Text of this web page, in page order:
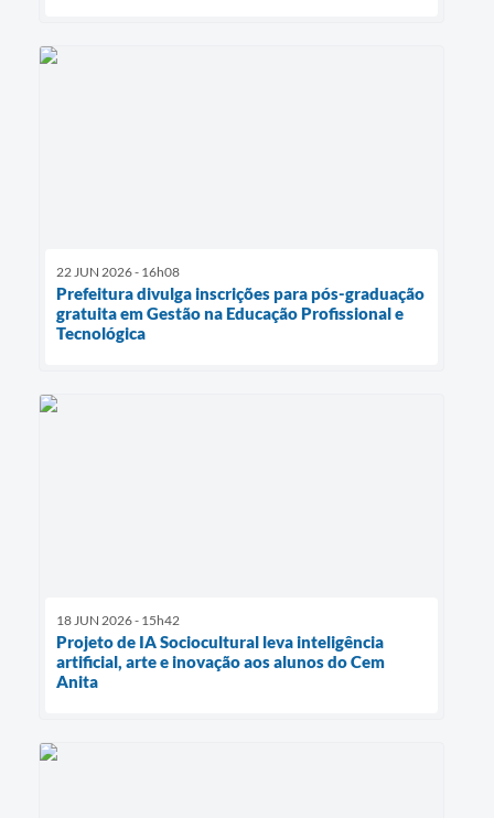
22 JUN 2026 - 16h08
Prefeitura divulga inscrições para pós-graduação
gratuita em Gestão na Educação Profissional e
Tecnológica
18 JUN 2026 - 15h42
Projeto de IA Sociocultural leva inteligência
artificial, arte e inovação aos alunos do Cem
Anita